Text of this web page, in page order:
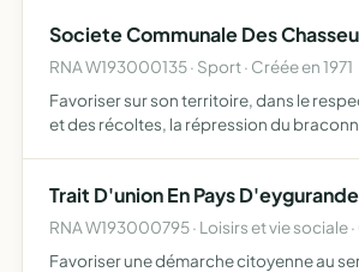
Societe Communale Des
RNA W193000135 · Sport · Créée en 1971
Favoriser sur son territoire, dans le
et des récoltes, la répression du
Trait D'union En Pays D'eygurande
RNA W193000795 · Loisirs et vie sociale
Favoriser une démarche citoyenne au